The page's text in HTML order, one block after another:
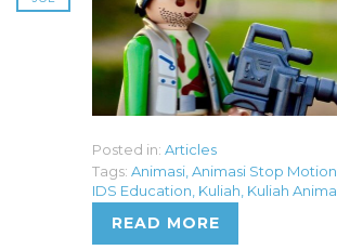
Posted in: Articles
Tags: Animasi Animasi Stop Motion
IDS Education Kuliah Kuliah
READ MORE